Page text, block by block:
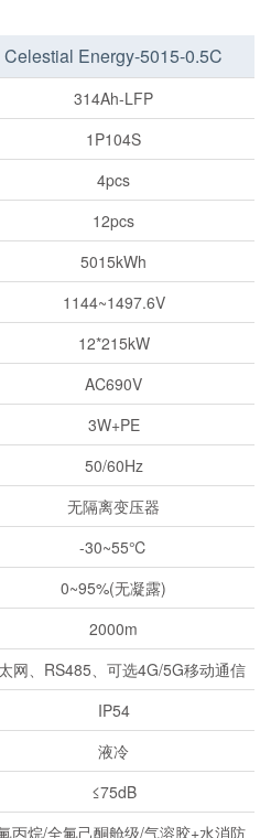
Celestial Energy-5015-0.5C
314Ah-LFP
1P104S
4pcs
12pcs
5015kWh
1144~1497.6V
12*215kW
AC690V
3W+PE
50/60Hz
无隔离变压器
-30~55℃
0~95%(无凝露)
2000m
网、RS485、可选4G/5G移动通信
IP54
液冷
≤75dB
丙烷/全氟己酮舱级/气溶胶+水消防